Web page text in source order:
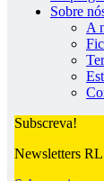
Sobre
A
Subscreva!
Newsletters RL